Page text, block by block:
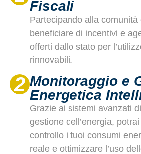
Fiscali
Partecipando alla comunità
beneficiare di incentivi e
offerti dallo stato per
rinnovabili.
2 Monitoraggio e
Energetica
Grazie ai sistemi avanzati
gestione dell’energia,
controllo i tuoi consumi
reale e ottimizzare l’uso